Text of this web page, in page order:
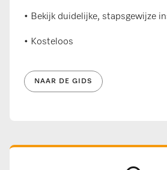
• Bekijk duidelijke, stapsgewijze
• Kosteloos
NAAR DE GIDS